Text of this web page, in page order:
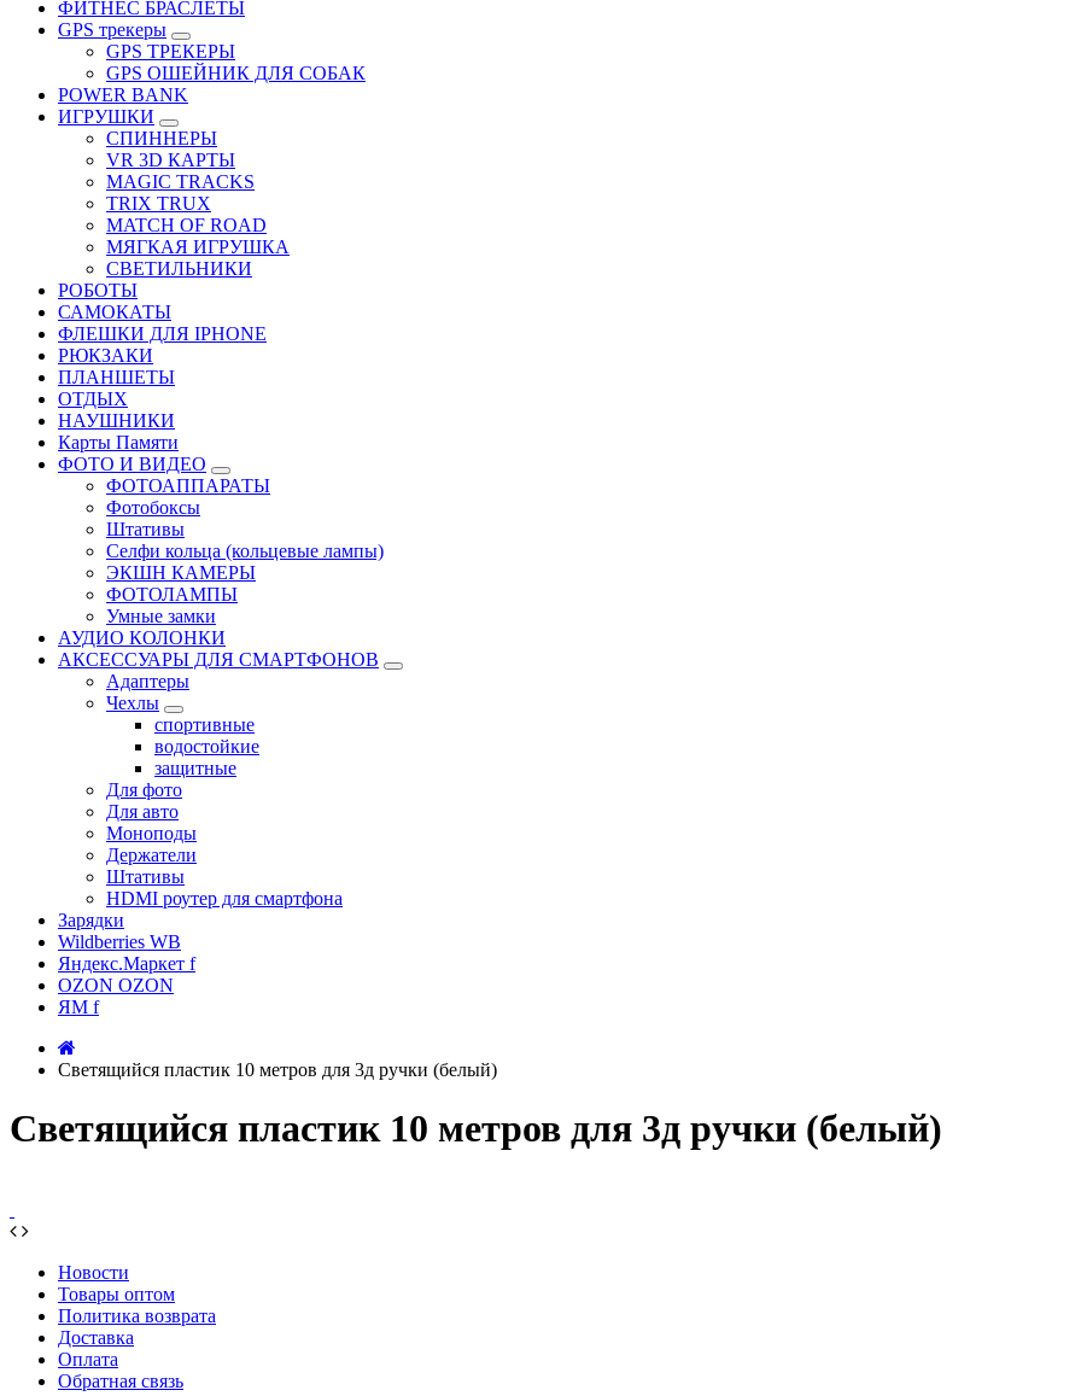
ФИТНЕС БРАСЛЕТЫ
GPS трекеры
GPS ТРЕКЕРЫ
GPS ОШЕЙНИК ДЛЯ СОБАК
POWER BANK
ИГРУШКИ
СПИННЕРЫ
VR 3D КАРТЫ
MAGIC TRACKS
TRIX TRUX
MATCH OF ROAD
МЯГКАЯ ИГРУШКА
СВЕТИЛЬНИКИ
РОБОТЫ
САМОКАТЫ
ФЛЕШКИ ДЛЯ IPHONE
РЮКЗАКИ
ПЛАНШЕТЫ
ОТДЫХ
НАУШНИКИ
Карты Памяти
ФОТО И ВИДЕО
ФОТОАППАРАТЫ
Фотобоксы
Штативы
Селфи кольца (кольцевые лампы)
ЭКШН КАМЕРЫ
ФОТОЛАМПЫ
Умные замки
АУДИО КОЛОНКИ
АКСЕССУАРЫ ДЛЯ СМАРТФОНОВ
Адаптеры
Чехлы
спортивные
водостойкие
защитные
Для фото
Для авто
Моноподы
Держатели
Штативы
HDMI роутер для смартфона
Зарядки
Wildberries WB
Яндекс.Маркет f
OZON OZON
ЯМ f
Светящийся пластик 10 метров для 3д ручки (белый)
Светящийся пластик 10 метров для 3д ручки (белый)
Новости
Товары оптом
Политика возврата
Доставка
Оплата
Обратная связь